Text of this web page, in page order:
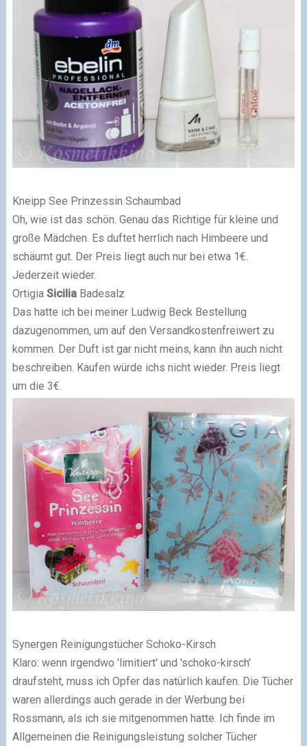
Kneipp See Prinzessin Schaumbad
Oh, wie ist das schön. Genau das Richtige für kleine und
große Mädchen. Es duftet herrlich nach Himbeere und
schäumt gut. Der Preis liegt auch nur bei etwa 1€.
Jederzeit wieder.
Ortigia SiciliaBadesalz
Das hatte ich bei meiner Ludwig Beck Bestellung
dazugenommen, um auf den Versandkostenfreiwert zu
kommen. Der Duft ist gar nicht meins, kann ihn auch nicht
beschreiben. Kaufen würde ichs nicht wieder. Preis liegt
um die 3€.
Synergen Reinigungstücher Schoko-Kirsch
Klaro: wenn irgendwo 'limitiert' und 'schoko-kirsch'
draufsteht, muss ich Opfer das natürlich kaufen. Die Tücher
waren allerdings auch gerade in der Werbung bei
Rossmann, als ich sie mitgenommen hatte. Ich finde im
Allgemeinen die Reinigungsleistung solcher Tücher